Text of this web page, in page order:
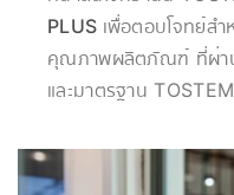
PLUS เพื่อตอบโจทย์สำ
คุณภาพผลิตภัณฑ์ ที่ผ่า
และมาตรฐาน